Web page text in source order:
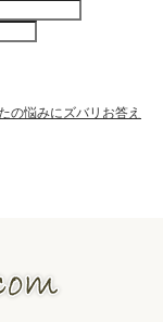
の悩みにズバリお答え